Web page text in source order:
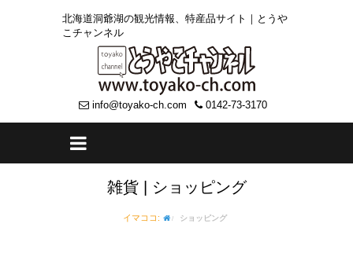
北海道洞爺湖の観光情報、特産品サイト｜とうや
こチャンネル
info@toyako-ch.com 0142-73-3170
雑貨 | ショッピング
イマココ: ショッピング